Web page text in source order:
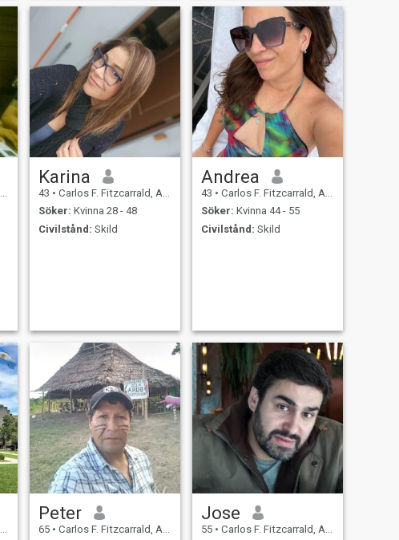
Karina
43 • Carlos F. Fitzcarrald, Ancash, Peru
Söker: Kvinna 28 - 48
Civilstånd: Skild
Andrea
43 • Carlos F. Fitzcarrald, Ancash, Peru
Söker: Kvinna 44 - 55
Civilstånd: Skild
Peter
65 • Carlos F. Fitzcarrald, Ancash, Peru
Jose
55 • Carlos F. Fitzcarrald, Ancash, Peru